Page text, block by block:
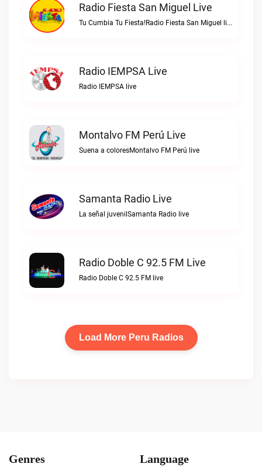
Radio Fiesta San Miguel Live
Tu Cumbia Tu Fiesta!Radio Fiesta San Miguel live
Radio IEMPSA Live
Radio IEMPSA live
Montalvo FM Perú Live
Suena a coloresMontalvo FM Perú live
Samanta Radio Live
La señal juvenilSamanta Radio live
Radio Doble C 92.5 FM Live
Radio Doble C 92.5 FM live
Load More Peru Radios
Genres Language